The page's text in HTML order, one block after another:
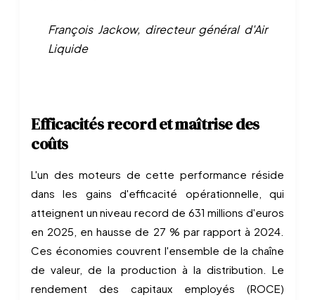
François Jackow, directeur général d'Air
Liquide
Efficacités record et maîtrise des
coûts
L'un des moteurs de cette performance réside
dans les gains d'efficacité opérationnelle, qui
atteignent un niveau record de 631 millions d'euros
en 2025, en hausse de 27 % par rapport à 2024.
Ces économies couvrent l'ensemble de la chaîne
de valeur, de la production à la distribution. Le
rendement des capitaux employés (ROCE)